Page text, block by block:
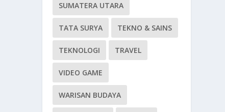
SUMATERA UTARA
TATA SURYA TEKNO & SAINS
TEKNOLOGI TRAVEL
VIDEO GAME
WARISAN BUDAYA